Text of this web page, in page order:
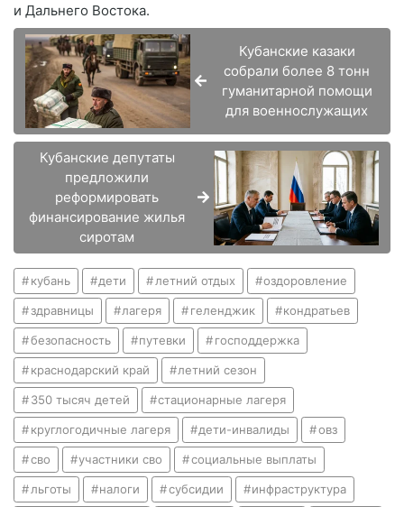
и Дальнего Востока.
Кубанские казаки
собрали более 8 тонн
гуманитарной помощи
для военнослужащих
Кубанские депутаты
предложили
реформировать
финансирование жилья
сиротам
кубань дети летний отдых оздоровление
здравницы лагеря геленджик кондратьев
безопасность путевки господдержка
краснодарский край летний сезон
350 тысяч детей стационарные лагеря
круглогодичные лагеря дети-инвалиды овз
сво участники сво социальные выплаты
льготы налоги субсидии инфраструктура